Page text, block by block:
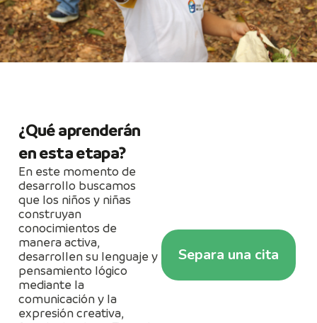
¿Qué aprenderán
en esta etapa?
En este momento de
desarrollo buscamos
que los niños y niñas
construyan
conocimientos de
manera activa,
desarrollen su lenguaje y
pensamiento lógico
mediante la
comunicación y la
expresión creativa,
Separa una cita